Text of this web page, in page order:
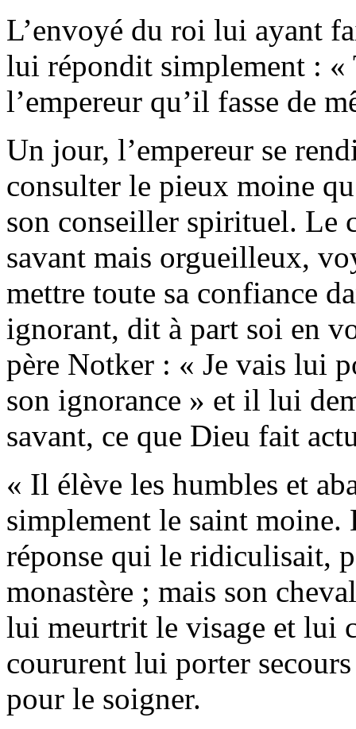
L’envoyé du roi lui ayant
lui répondit simplement : «
l’empereur qu’il fasse de
Un jour, l’empereur se
consulter le pieux moine
son conseiller spirituel. Le
savant mais orgueilleux,
mettre toute sa confiance
ignorant, dit à part soi en
père Notker : « Je vais lui
son ignorance » et il lui
savant, ce que Dieu fait
« Il élève les humbles et
simplement le saint moine.
réponse qui le ridiculisait,
monastère ; mais son
lui meurtrit le visage et lui
coururent lui porter
pour le soigner.